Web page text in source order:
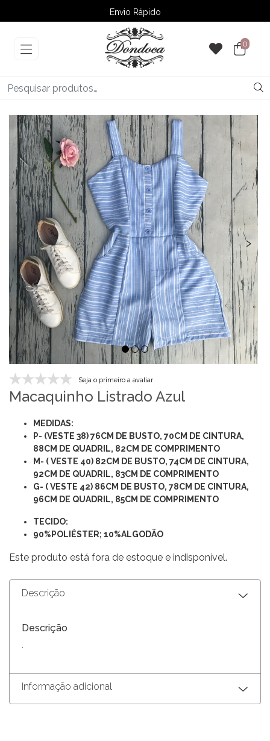
Envio Rápido
➚ Ofertas– Até 60% OFF
0
‹ ›
Seja o primeiro a avaliar
Macaquinho Listrado Azul
MEDIDAS:
P- (VESTE 38) 76CM DE BUSTO, 70CM DE CINTURA,
88CM DE QUADRIL, 82CM DE COMPRIMENTO
M- ( VESTE 40) 82CM DE BUSTO, 74CM DE CINTURA,
92CM DE QUADRIL, 83CM DE COMPRIMENTO
G- ( VESTE 42) 86CM DE BUSTO, 78CM DE CINTURA,
96CM DE QUADRIL, 85CM DE COMPRIMENTO
TECIDO:
90%POLIÉSTER; 10%ALGODÃO
Este produto está fora de estoque e indisponível.
Descrição
Descrição
.
Informação adicional